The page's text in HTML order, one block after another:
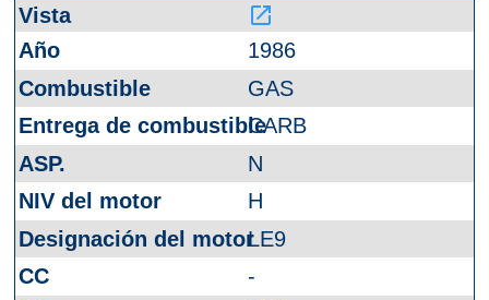
launch
1986
GAS
CARB
N
H
LE9
-